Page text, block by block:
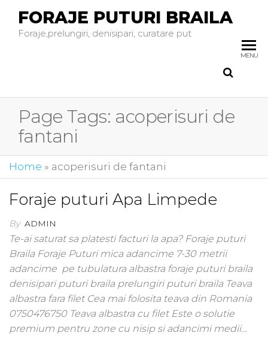
FORAJE PUTURI BRAILA
Foraje,prelungiri, denisipari, curatare put
MENU
Page Tags: acoperisuri de
fantani
Home » acoperisuri de fantani
Foraje puturi Apa Limpede
By ADMIN
Te-ai saturat sa platesti facturi la apa? Foraje puturi
Braila Foraje Puturi mica adancime 7-30 metrii
adancime pe tubulatura albastra foraje puturi braila
denisipari puturi braila prelungiri puturi braila Teava
albastra fara filet Cea mai folosita teava din Romania
0750476750 Teava albastra cu filet Este o solutie
premium pentru zone cu nisip si adancimi medii…